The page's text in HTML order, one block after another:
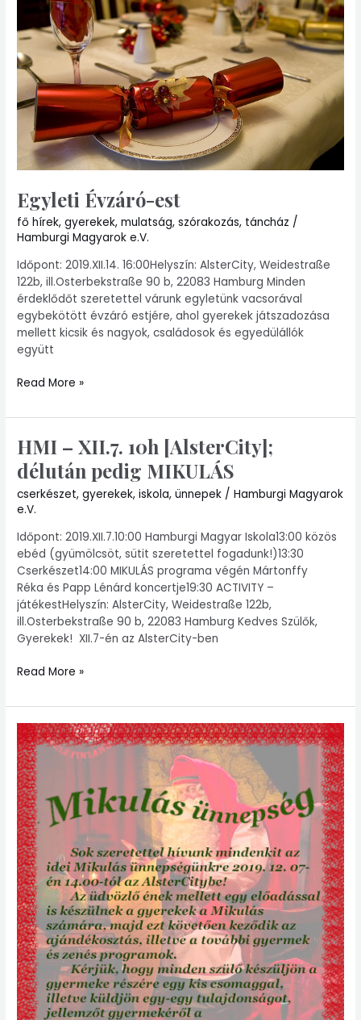
Egyleti Évzáró-est
fő hírek,gyerekek,mulatság,szórakozás, táncház /
Hamburgi Magyarok e.V.
Időpont: 2019.XII.14. 16:00Helyszín: AlsterCity, Weidestraße
122b, ill.Osterbekstraße 90 b, 22083 Hamburg Minden
érdeklődőt szeretettel várunk egyletünk vacsorával
egybekötött évzáró estjére, ahol gyerekek játszadozása
mellett kicsik és nagyok, családosok és egyedülállók
együtt
Read More »
HMI – XII.7. 10h [AlsterCity];
délután pedig MIKULÁS
cserkészet,gyerekek,iskola,ünnepek /Hamburgi Magyarok
e.V.
Időpont: 2019.XII.7.10:00 Hamburgi Magyar Iskola13:00 közös
ebéd (gyümölcsöt, sütit szeretettel fogadunk!)13:30
Cserkészet14:00 MIKULÁS programa végén Mártonffy
Réka és Papp Lénárd koncertje19:30 ACTIVITY –
játékestHelyszín: AlsterCity, Weidestraße 122b,
ill.Osterbekstraße 90 b, 22083 Hamburg Kedves Szülők,
Gyerekek! XII.7-én az AlsterCity-ben
HMI
–
XII.7.
10h
[AlsterCity];
pedig
MIKULÁS
Read More »
Ünnepeljünk
a
Mikulással!